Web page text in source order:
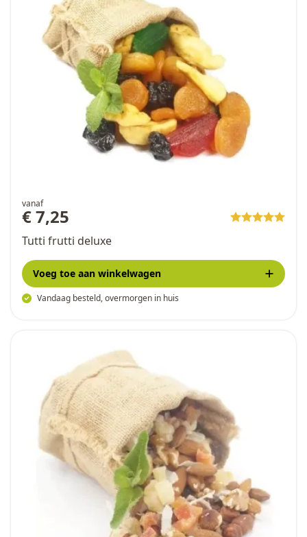
vanaf
€ 7,25
Tutti frutti deluxe
Vandaag besteld, overmorgen in huis
Voeg toe aan winkelwagen